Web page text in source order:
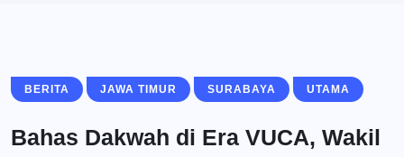
BERITA JAWA TIMUR SURABAYA UTAMA
Bahas Dakwah di Era VUCA, Wakil